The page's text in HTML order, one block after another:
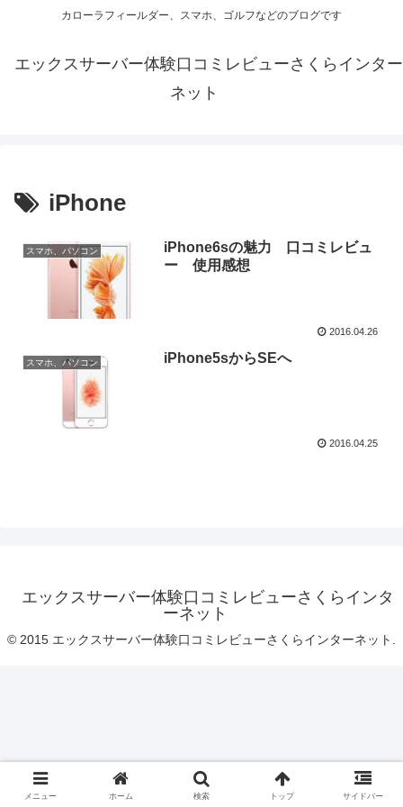
カローラフィールダー、スマホ、ゴルフなどのブログです
エックスサーバー体験口コミレビューさくらインター
ネット
iPhone
スマホ、パソコン
iPhone6sの魅力 口コミレビュ
ー 使用感想
2016.04.26
スマホ、パソコン iPhone5sからSEへ
2016.04.25
エックスサーバー体験口コミレビューさくらインタ
ーネット
© 2015 エックスサーバー体験口コミレビューさくらインターネット.
メニュー ホーム 検索 トップ サイドバー